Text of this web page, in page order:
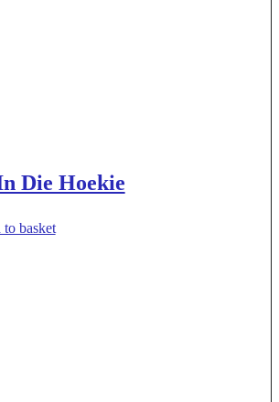
Die Hoekie
to basket